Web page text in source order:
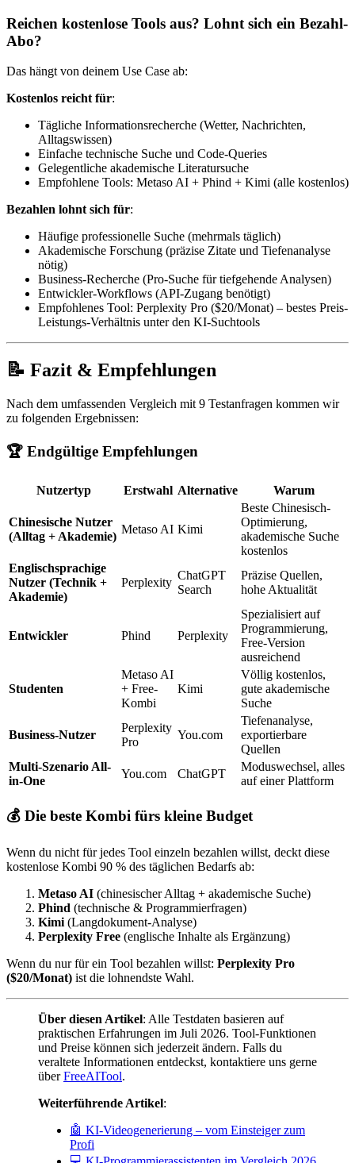
Reichen kostenlose Tools aus? Lohnt sich ein Bezahl-
Abo?
Das hängt von deinem Use Case ab:
Kostenlos reicht für:
Tägliche Informationsrecherche (Wetter, Nachrichten,
Alltagswissen)
Einfache technische Suche und Code-Queries
Gelegentliche akademische Literatursuche
Empfohlene Tools: Metaso AI + Phind + Kimi (alle kostenlos)
Bezahlen lohnt sich für:
Häufige professionelle Suche (mehrmals täglich)
Akademische Forschung (präzise Zitate und Tiefenanalyse
nötig)
Business-Recherche (Pro-Suche für tiefgehende Analysen)
Entwickler-Workflows (API-Zugang benötigt)
Empfohlenes Tool: Perplexity Pro ($20/Monat) – bestes Preis-
Leistungs-Verhältnis unter den KI-Suchtools
📝 Fazit & Empfehlungen
Nach dem umfassenden Vergleich mit 9 Testanfragen kommen wir
zu folgenden Ergebnissen:
🏆 Endgültige Empfehlungen
Nutzertyp Erstwahl Alternative Warum
Chinesische Nutzer
(Alltag + Akademie)
Metaso AI Kimi
Beste Chinesisch-
Optimierung,
akademische Suche
kostenlos
Englischsprachige
Nutzer (Technik +
Akademie)
Perplexity
ChatGPT
Search
Präzise Quellen,
hohe Aktualität
Entwickler Phind Perplexity
Spezialisiert auf
Programmierung,
Free-Version
ausreichend
Studenten
Metaso AI
+ Free-
Kombi
Kimi
Völlig kostenlos,
gute akademische
Suche
Business-Nutzer
Perplexity
Pro
You.com
Tiefenanalyse,
exportierbare
Quellen
Multi-Szenario All-
in-One
You.com ChatGPT
Moduswechsel, alles
auf einer Plattform
💰 Die beste Kombi fürs kleine Budget
Wenn du nicht für jedes Tool einzeln bezahlen willst, deckt diese
kostenlose Kombi 90 % des täglichen Bedarfs ab:
Metaso AI (chinesischer Alltag + akademische Suche)
Phind (technische & Programmierfragen)
Kimi (Langdokument-Analyse)
Perplexity Free (englische Inhalte als Ergänzung)
Wenn du nur für ein Tool bezahlen willst: Perplexity Pro
($20/Monat) ist die lohnendste Wahl.
Über diesen Artikel: Alle Testdaten basieren auf
praktischen Erfahrungen im Juli 2026. Tool-Funktionen
und Preise können sich jederzeit ändern. Falls du
veraltete Informationen entdeckst, kontaktiere uns gerne
überFreeAITool.
Weiterführende Artikel:
🤖 KI-Videogenerierung – vom Einsteiger zum
Profi